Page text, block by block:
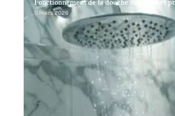
Fonctionnement de la douche italienne et
11 mars 2026